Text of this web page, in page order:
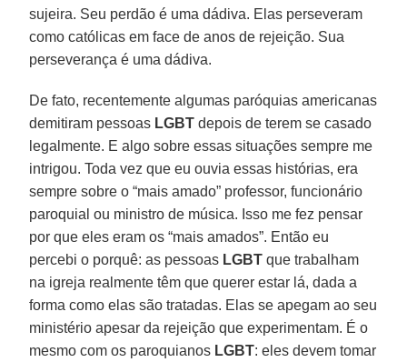
sujeira. Seu perdão é uma dádiva. Elas perseveram
como católicas em face de anos de rejeição. Sua
perseverança é uma dádiva.
De fato, recentemente algumas paróquias americanas
demitiram pessoas LGBT depois de terem se casado
legalmente. E algo sobre essas situações sempre me
intrigou. Toda vez que eu ouvia essas histórias, era
sempre sobre o “mais amado” professor, funcionário
paroquial ou ministro de música. Isso me fez pensar
por que eles eram os “mais amados”. Então eu
percebi o porquê: as pessoas LGBT que trabalham
na igreja realmente têm que querer estar lá, dada a
forma como elas são tratadas. Elas se apegam ao seu
ministério apesar da rejeição que experimentam. É o
mesmo com os paroquianos LGBT: eles devem tomar